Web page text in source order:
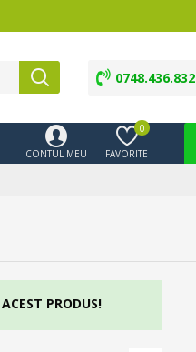
0748.436.832
CONTUL MEU FAVORITE
0
PRODUS!